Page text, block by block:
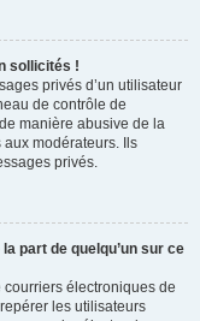
sollicités !
privés d’un utilisateur
de contrôle de
manière abusive de la
aux modérateurs. Ils
privés.
part de quelqu’un sur ce
courriers électroniques de
les utilisateurs